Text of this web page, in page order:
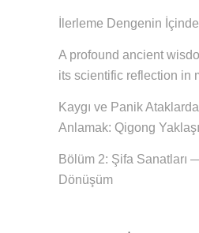
İlerleme Dengenin
A profound ancient
its scientific reflection in
Kaygı ve Panik
Anlamak: Qigong
Bölüm 2: Şifa Sanatları
Dönüşüm